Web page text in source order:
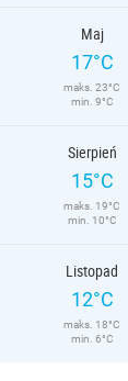
Maj
17°C
maks. 23°C
min. 9°C
Sierpień
15°C
maks. 19°C
min. 10°C
Listopad
12°C
maks. 18°C
min. 6°C